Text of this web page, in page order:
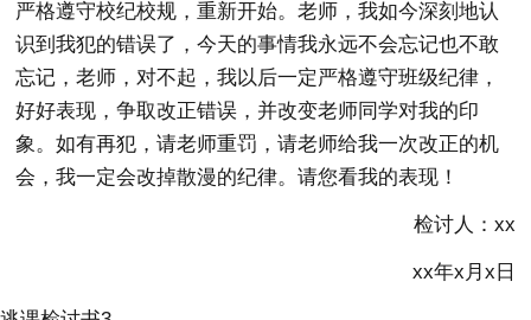
严格遵守校纪校规，重新开始。老师，我如今深刻地认
识到我犯的错误了，今天的事情我永远不会忘记也不敢
忘记，老师，对不起，我以后一定严格遵守班级纪律，
好好表现，争取改正错误，并改变老师同学对我的印
象。如有再犯，请老师重罚，请老师给我一次改正的机
会，我一定会改掉散漫的纪律。请您看我的表现！
检讨人：xx
xx年x月x日